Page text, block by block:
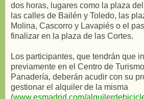
dos horas, lugares como la plaza
las calles de Bailén y Toledo, las
Molina, Cascorro y Lavapiés o el
finalizar en la plaza de las Cortes.
Los participantes, que tendrán que
previamente en el Centro de
Panadería, deberán acudir con su
gestionar el alquiler de la misma
(www.esmadrid.com/